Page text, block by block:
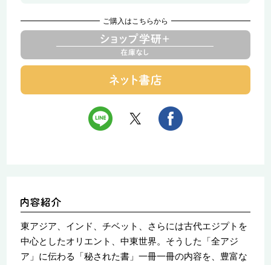
ご購入はこちらから
東アジア、インド、チベット、さらには古代エジプトを
中心としたオリエント、中東世界。そうした「全アジ
ア」に伝わる「秘された書」一冊一冊の内容を、豊富な